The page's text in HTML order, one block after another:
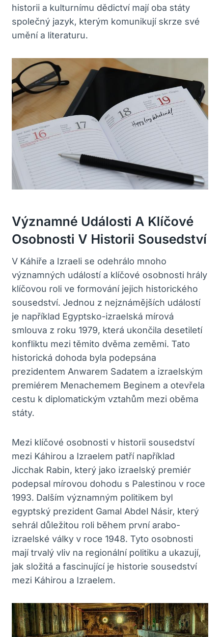
historii a kulturnímu ​dědictví mají ⁣oba státy
společný jazyk, kterým komunikují skrze své
umění a literaturu.
Významné Události A ​ Klíčové
Osobnosti V Historii Sousedství
V Káhiře a Izraeli se odehrálo mnoho
významných událostí a klíčové osobnosti hrály
klíčovou⁢ roli ve formování jejich historického
sousedství. Jednou z nejznámějších událostí
je například Egyptsko-izraelská mírová
smlouva z roku 1979, která ukončila desetiletí
konfliktu mezi ‌těmito dvěma ​zeměmi. Tato
historická dohoda byla podepsána
prezidentem Anwarem Sadatem a izraelským
premiérem Menachemem Beginem a otevřela
cestu k diplomatickým vztahům mezi oběma
státy.
Mezi klíčové osobnosti v historii sousedství
mezi‍ Káhirou a⁣ Izraelem patří například
Jicchak Rabin, který jako izraelský premiér
podepsal mírovou dohodu s ⁤Palestinou v roce
1993. Dalším významným politikem byl
egyptský prezident Gamal Abdel Násir, který
⁤sehrál důležitou roli během první⁤ arabo-
izraelské války v roce 1948. Tyto osobnosti
mají trvalý vliv na regionální politiku a ukazují,
jak složitá a ‌fascinující je historie‍ sousedství
mezi Káhirou a⁢ Izraelem.